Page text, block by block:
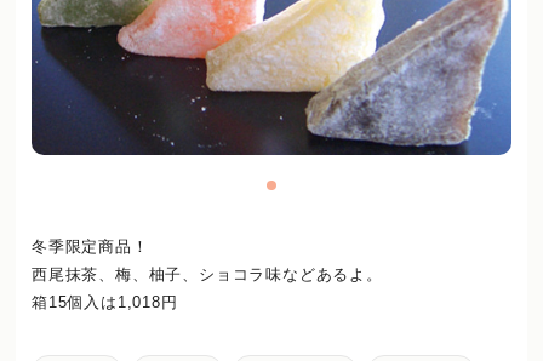
冬季限定商品！
西尾抹茶、梅、柚子、ショコラ味などあるよ。
箱15個入は1,018円